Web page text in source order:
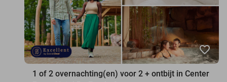
favorite_border
1 of 2 overnachting(en) voor 2 + ontbijt in Center